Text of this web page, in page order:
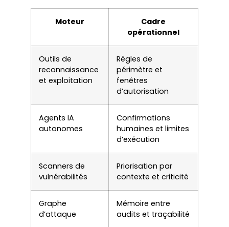
Moteur
Cadre
opérationnel
Outils de
reconnaissance
et exploitation
Règles de
périmètre et
fenêtres
d’autorisation
Agents IA
autonomes
Confirmations
humaines et limites
d’exécution
Scanners de
vulnérabilités
Priorisation par
contexte et criticité
Graphe
d’attaque
Mémoire entre
audits et traçabilité